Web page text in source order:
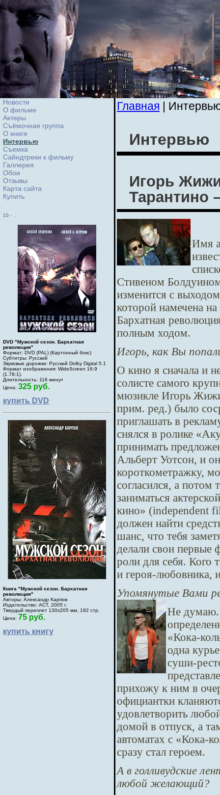
Новости
О фильме
Актеры
Съёмочная группа
О книге
Интервью
Cъемка
Сайндтреки к фильму
Галлерея
Обои
Отзывы
Карта сайта
Купить
10 -
DVD "Мужской сезон. Бархатная
революция"
Формат: DVD (PAL) (Картонный бокс)
Субтитры: Русский
Звуковые дорожки: Русский Dolby Digital 5.1
Формат изображения: WideScreen 16:9
(1.78:1).
Длительность: 116 минут
Цена: 325 руб.
купить DVD
Книга "Мужской сезон. Бархатная
революция"
Авторы: Александр Карпов
Издательство: АСТ, 2005 г.
Твердый переплет 130х205 мм, 192 стр.
Цена: 75 руб.
купить книгу
Главная |
Интервью
Игорь
Тарантино
Имя
Стивеном
изменится с
которой намечена
Бархатная
полным ходом.
Игорь, как Вы
О кино я сначала и
солисте самого
мюзикле Игорь
прим. ред.) было
приглашать в
снялся в ролике
принимать
Альберт Уотсон, и
короткометражку,
согласился, а
заниматься
кино» (independent
должен найти
шанс, что тебя
делали свои первые
роли для себя. Кого
и героя-любовника,
Упомянутые Вами
Не думаю.
«Кока-
одна
суши-
прихожу к ним в
официантки
удовлетворить
домой в отпуск, а
автоматах с «Кока-
сразу стал героем.
А в голливудские
любой желающий?